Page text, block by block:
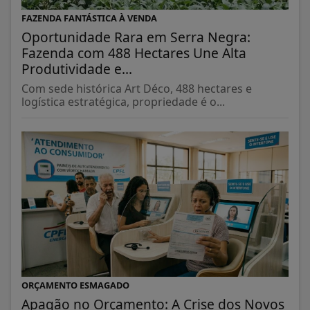
FAZENDA FANTÁSTICA À VENDA
Oportunidade Rara em Serra Negra:
Fazenda com 488 Hectares Une Alta
Produtividade e...
Com sede histórica Art Déco, 488 hectares e
logística estratégica, propriedade é o...
ORÇAMENTO ESMAGADO
Apagão no Orçamento: A Crise dos Novos